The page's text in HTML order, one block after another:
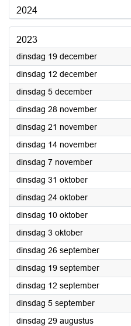
2024
2023
dinsdag 19 december2023
dinsdag 12 december2023
dinsdag 5 december2023
dinsdag 28 november2023
dinsdag 21 november2023
dinsdag 14 november2023
dinsdag 7 november2023
dinsdag 31 oktober2023
dinsdag 24 oktober2023
dinsdag 10 oktober2023
dinsdag 3 oktober2023
dinsdag 26 september2023
dinsdag 19 september2023
dinsdag 12 september2023
dinsdag 5 september2023
dinsdag 29 augustus2023